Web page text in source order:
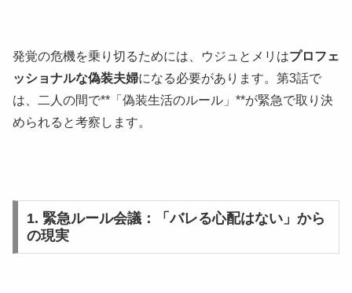
発覚の危機を乗り切るためには、ウジュとメリはプロフェ
ッショナルな偽装夫婦になる必要があります。第3話で
は、二人の間で**「偽装生活のルール」**が緊急で取り決
められると考察します。
1. 緊急ルール会議：「バレる心配はない」から
の現実